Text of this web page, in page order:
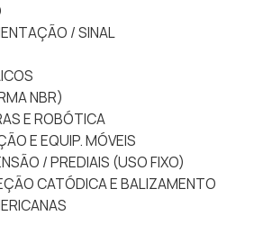
/ SINAL
NBR)
E ROBÓTICA
E EQUIP. MÓVEIS
/ PREDIAIS (USO FIXO)
CATÓDICA E BALIZAMENTO